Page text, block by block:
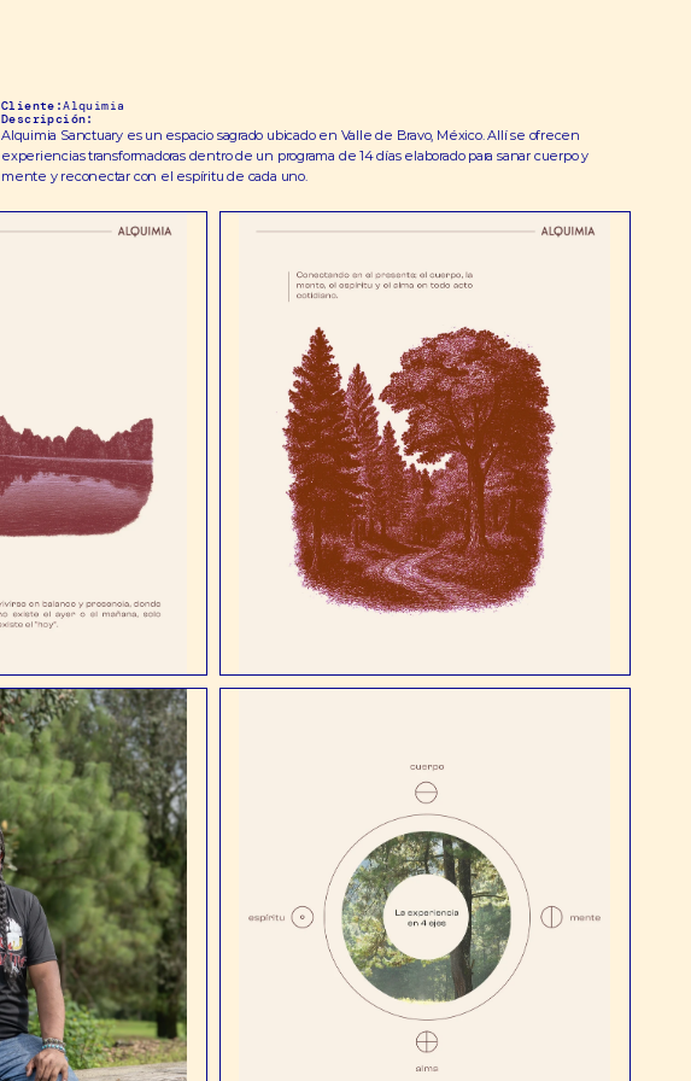
Cliente:Alquimia
Descripción:
Alquimia Sanctuary es un espacio sagrado ubicado en Valle de Bravo, México. Allí se ofrecen
experiencias transformadoras dentro de un programa de 14 días elaborado para sanar cuerpo y
mente y reconectar con el espíritu de cada uno.